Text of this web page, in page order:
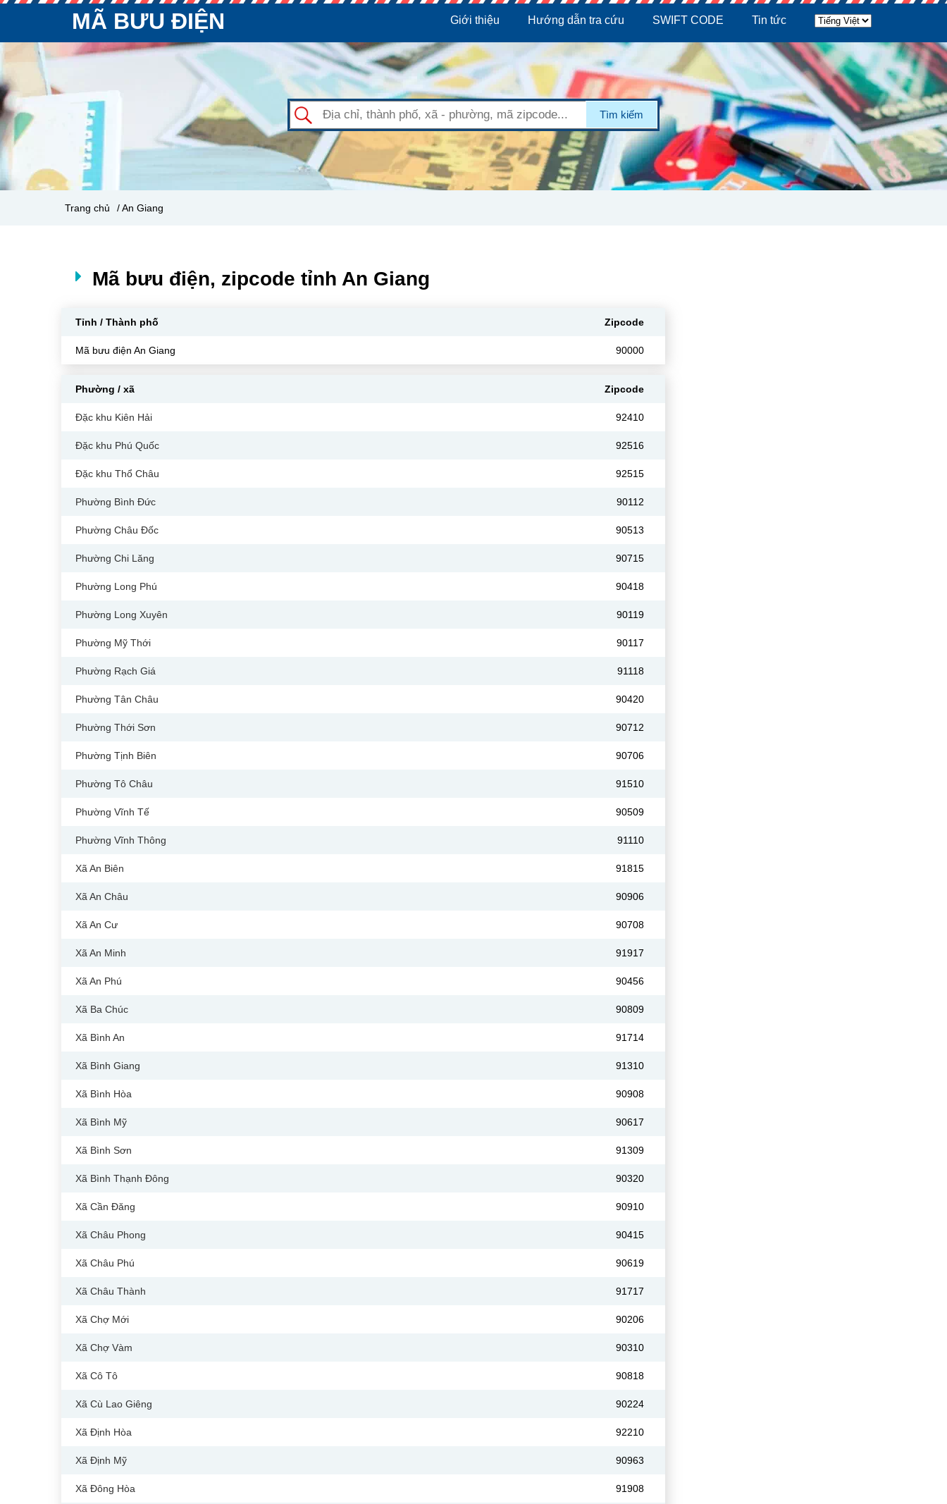
MÃ BƯU ĐIỆN Giới thiệu Hướng dẫn tra cứu SWIFT CODE Tin tức
Tìm kiếm
Trang chủ / An Giang
Mã bưu điện, zipcode tỉnh An Giang
Tỉnh / Thành phố Zipcode
Mã bưu điện An Giang 90000
Phường / xã Zipcode
Đặc khu Kiên Hải 92410
Đặc khu Phú Quốc 92516
Đặc khu Thổ Châu 92515
Phường Bình Đức 90112
Phường Châu Đốc 90513
Phường Chi Lăng 90715
Phường Long Phú 90418
Phường Long Xuyên 90119
Phường Mỹ Thới 90117
Phường Rạch Giá 91118
Phường Tân Châu 90420
Phường Thới Sơn 90712
Phường Tịnh Biên 90706
Phường Tô Châu 91510
Phường Vĩnh Tế 90509
Phường Vĩnh Thông 91110
Xã An Biên 91815
Xã An Châu 90906
Xã An Cư 90708
Xã An Minh 91917
Xã An Phú 90456
Xã Ba Chúc 90809
Xã Bình An 91714
Xã Bình Giang 91310
Xã Bình Hòa 90908
Xã Bình Mỹ 90617
Xã Bình Sơn 91309
Xã Bình Thạnh Đông 90320
Xã Cần Đăng 90910
Xã Châu Phong 90415
Xã Châu Phú 90619
Xã Châu Thành 91717
Xã Chợ Mới 90206
Xã Chợ Vàm 90310
Xã Cô Tô 90818
Xã Cù Lao Giêng 90224
Xã Định Hòa 92210
Xã Định Mỹ 90963
Xã Đông Hòa 91908